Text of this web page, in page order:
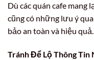
Dù các quán cafe mang
cũng có những lưu ý
bảo an toàn và hiệu quả.
Tránh Để Lộ Thông Tin